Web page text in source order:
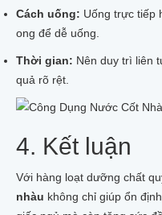
Cách uống: Uống trực tiếp
ong để dễ uống.
Thời gian: Nên duy trì liên
quả rõ rệt.
4. Kết luận
Với hàng loạt dưỡng chất
nhàu không chỉ giúp ổn